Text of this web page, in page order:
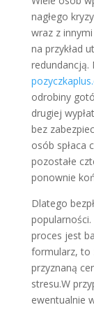
nagłego
wraz z
na przykład
redundancją.
odrobiny
drugiej
bez
osób spłaca
pozostałe
ponownie
Dlatego
proces jest
formularz, to
przyznaną
stresu.W
ewentualnie